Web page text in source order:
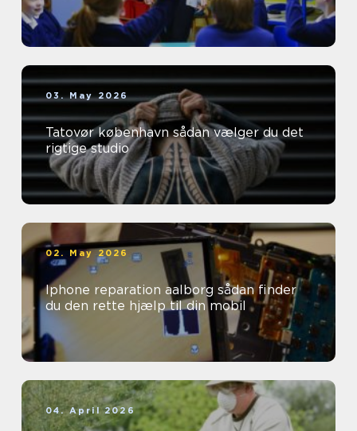
03. May 2026
Tatovør københavn sådan vælger du det
rigtige studio
02. May 2026
Iphone reparation aalborg sådan finder
du den rette hjælp til din mobil
04. April 2026